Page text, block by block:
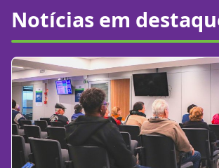
Notícias em